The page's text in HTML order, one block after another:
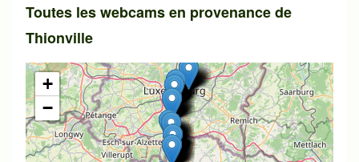
Toutes les webcams en provenance de
Thionville
+
−